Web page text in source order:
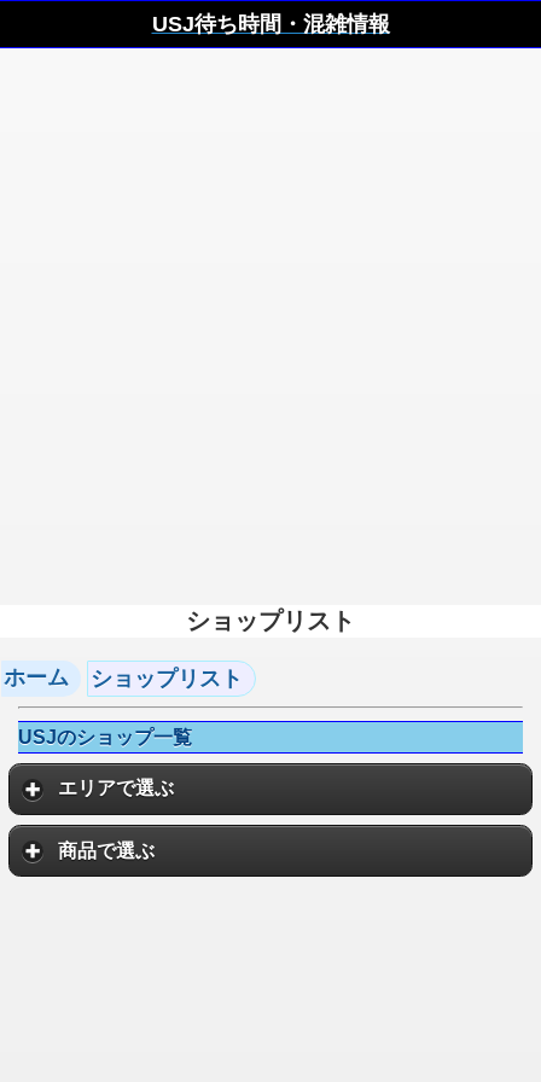
USJ待ち時間・混雑情報
ショップリスト
ホーム ショップリスト
USJのショップ一覧
エリアで選ぶ
商品で選ぶ